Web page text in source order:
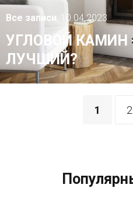
Все записи, 10.04.2023
УГЛОВОЙ КАМИН
ЛУЧШИЙ?
1 2